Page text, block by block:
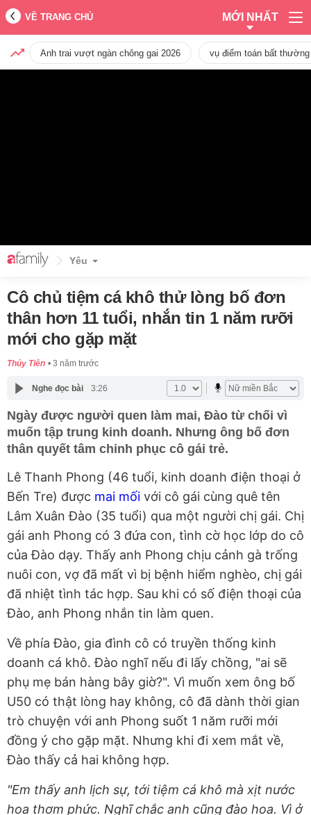
VỀ TRANG CHỦ MỚI NHẤT
Anh trai vượt ngàn chông gai 2026 vụ điểm toán bất
Yêu
Cô chủ tiệm cá khô thử lòng bố đơn
thân hơn 11 tuổi, nhắn tin 1 năm rưỡi
mới cho gặp mặt
Thủy Tiên 3 năm trước
Nghe đọc bài 3:26
Ngày được người quen làm mai, Đào từ chối vì
muốn tập trung kinh doanh. Nhưng ông bố đơn
thân quyết tâm chinh phục cô gái trẻ.
Lê Thanh Phong (46 tuổi, kinh doanh điện thoại ở
Bến Tre) được mai mối với cô gái cùng quê tên
Lâm Xuân Đào (35 tuổi) qua một người chị gái. Chị
gái anh Phong có 3 đứa con, tình cờ học lớp do cô
của Đào dạy. Thấy anh Phong chịu cảnh gà trống
nuôi con, vợ đã mất vì bị bệnh hiểm nghèo, chị gái
đã nhiệt tình tác hợp. Sau khi có số điện thoại của
Đào, anh Phong nhắn tin làm quen.
Về phía Đào, gia đình cô có truyền thống kinh
doanh cá khô. Đào nghĩ nếu đi lấy chồng, "ai sẽ
phụ mẹ bán hàng bây giờ?". Vì muốn xem ông bố
U50 có thật lòng hay không, cô đã dành thời gian
trò chuyện với anh Phong suốt 1 năm rưỡi mới
đồng ý cho gặp mặt. Nhưng khi đi xem mắt về,
Đào thấy cả hai không hợp.
"Em thấy anh lịch sự, tới tiệm cá khô mà xịt nước
hoa thơm phức. Nghĩ chắc anh cũng đào hoa. Vì ở